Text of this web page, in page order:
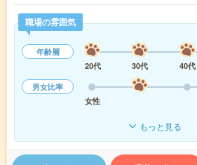
職場の雰囲気
年齢層
20代
30代 40代
男女比率
女性
もっと見る